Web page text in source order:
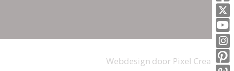
Webdesign door Pixel Creation